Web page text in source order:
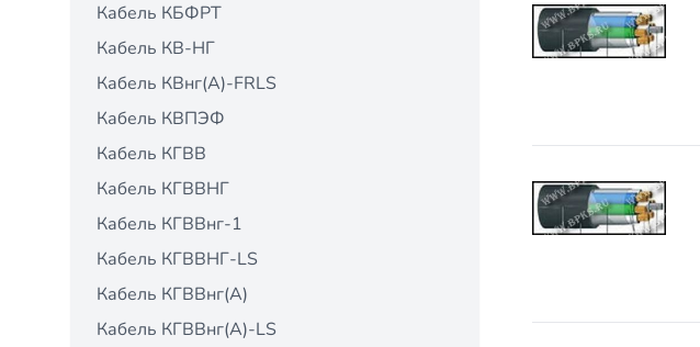
Кабель КБФРТ
Кабель КВ-НГ
Кабель КВнг(А)-FRLS
Кабель КВПЭФ
Кабель КГВВ
Кабель КГВВНГ
Кабель КГВВнг-1
Кабель КГВВНГ-LS
Кабель КГВВнг(А)
Кабель КГВВнг(А)-LS